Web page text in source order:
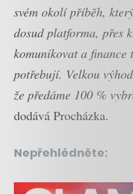
svém okolí příběh,
dosud platforma, přes
komunikovat a finance
potřebují. Velkou
že předáme 100 %
dodává Procházka.
Nepřehlédněte: